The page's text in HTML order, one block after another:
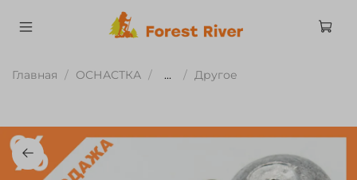
Главная ОСНАСТКА ... Другое